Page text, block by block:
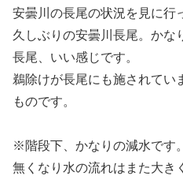
安曇川の長尾の状況を見に行
久しぶりの安曇川長尾。かな
長尾、いい感じです。
鵜除けが長尾にも施されてい
ものです。
※階段下、かなりの減水です
無くなり水の流れはまた大き